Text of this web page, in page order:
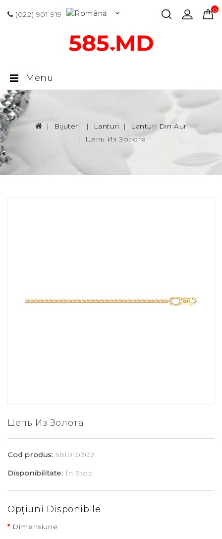
(022) 901 919
0
Menu
Bijuterii Lanturi
Lanturi Din Aur
Цепь Из Золота
Цепь Из Золота
Cod produs:581010302
Disponibilitate: În Stoc
Opţiuni Disponibile
Dimensiune